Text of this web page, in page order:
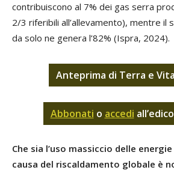
contribuiscono al 7% dei gas serra
2/3 riferibili all’allevamento), mentre il
da solo ne genera l’82% (Ispra, 2024).
Anteprima di Terra e
Abbonati o accedi
Che sia l’uso massiccio delle
causa del riscaldamento globale è